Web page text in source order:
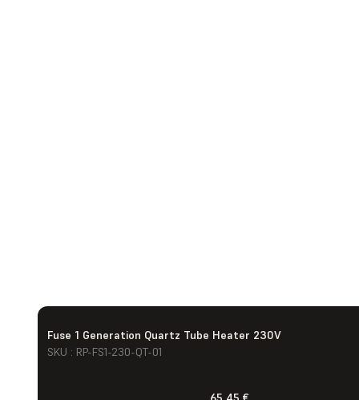
Fuse 1 Generation Quartz Tube Heater 230V
SKU : RP-FS1-230-QT-01